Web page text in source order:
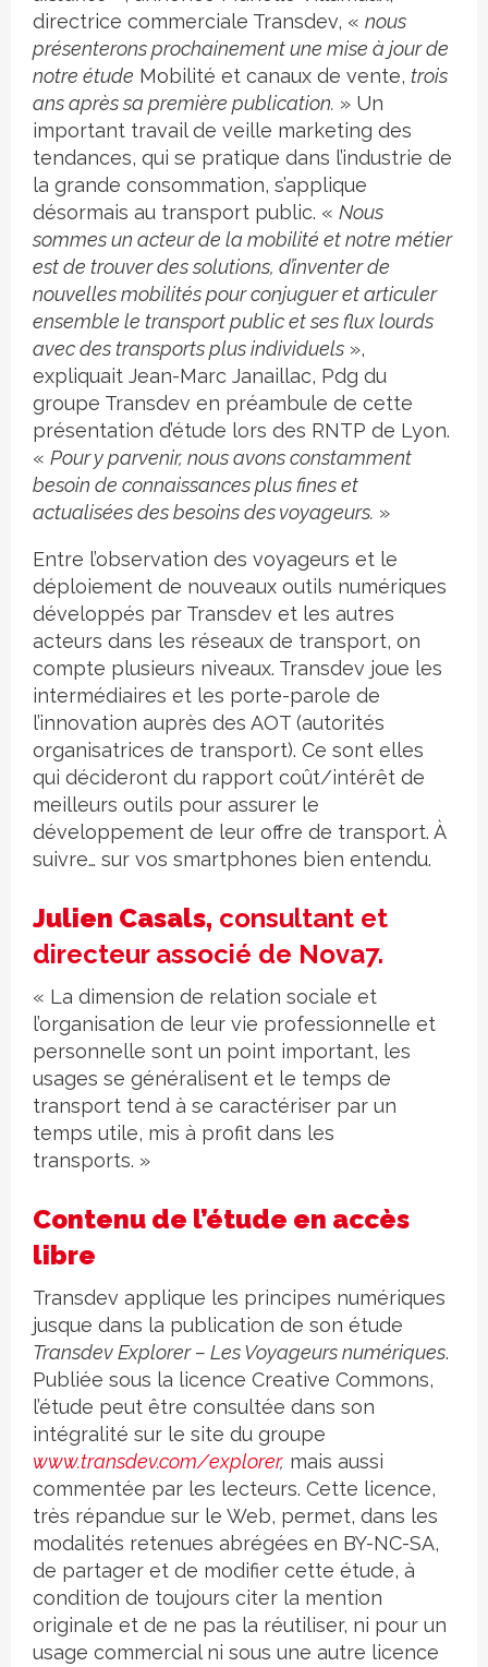
directrice commerciale Transdev, « nous
présenterons prochainement une mise à jour de
notre étude Mobilité et canaux de vente, trois
ans après sa première publication. » Un
important travail de veille marketing des
tendances, qui se pratique dans l’industrie de
la grande consommation, s’applique
désormais au transport public. « Nous
sommes un acteur de la mobilité et notre métier
est de trouver des solutions, d’inventer de
nouvelles mobilités pour conjuguer et articuler
ensemble le transport public et ses flux lourds
avec des transports plus individuels »,
expliquait Jean-Marc Janaillac, Pdg du
groupe Transdev en préambule de cette
présentation d’étude lors des RNTP de Lyon.
« Pour y parvenir, nous avons constamment
besoin de connaissances plus fines et
actualisées des besoins des voyageurs. »
Entre l’observation des voyageurs et le
déploiement de nouveaux outils numériques
développés par Transdev et les autres
acteurs dans les réseaux de transport, on
compte plusieurs niveaux. Transdev joue les
intermédiaires et les porte-parole de
l’innovation auprès des AOT (autorités
organisatrices de transport). Ce sont elles
qui décideront du rapport coût/intérêt de
meilleurs outils pour assurer le
développement de leur offre de transport. À
suivre… sur vos smartphones bien entendu.
Julien Casals, consultant et
directeur associé de Nova7.
« La dimension de relation sociale et
l’organisation de leur vie professionnelle et
personnelle sont un point important, les
usages se généralisent et le temps de
transport tend à se caractériser par un
temps utile, mis à profit dans les
transports. »
Contenu de l’étude en accès
libre
Transdev applique les principes numériques
jusque dans la publication de son étude
Transdev Explorer – Les Voyageurs numériques.
Publiée sous la licence Creative Commons,
l’étude peut être consultée dans son
intégralité sur le site du groupe
www.transdev.com/explorer, mais aussi
commentée par les lecteurs. Cette licence,
très répandue sur le Web, permet, dans les
modalités retenues abrégées en BY-NC-SA,
de partager et de modifier cette étude, à
condition de toujours citer la mention
originale et de ne pas la réutiliser, ni pour un
usage commercial ni sous une autre licence